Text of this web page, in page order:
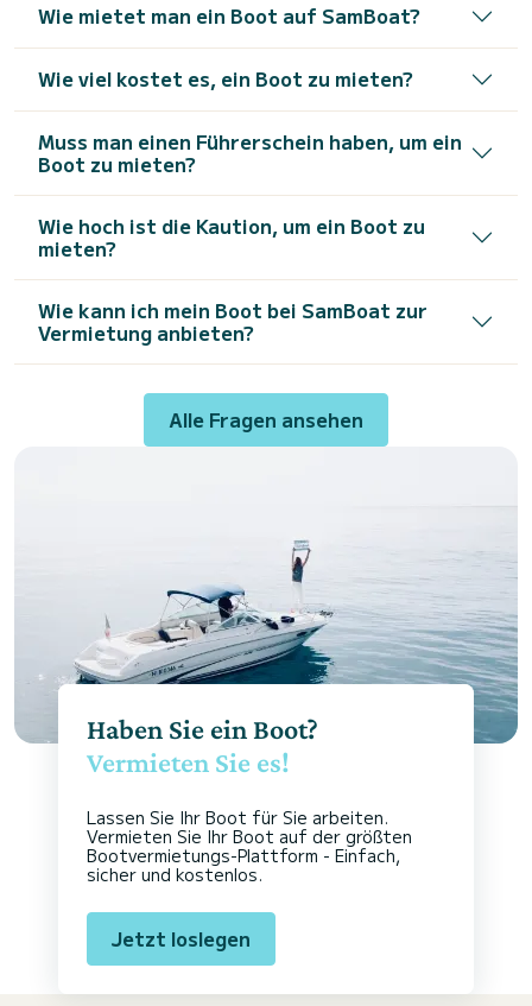
Wie mietet man ein Boot auf SamBoat?
Wie viel kostet es, ein Boot zu mieten?
Muss man einen Führerschein haben, um ein
Boot zu mieten?
Wie hoch ist die Kaution, um ein Boot zu
mieten?
Wie kann ich mein Boot bei SamBoat zur
Vermietung anbieten?
Alle Fragen ansehen
Haben Sie ein Boot?
Vermieten Sie es!
Lassen Sie Ihr Boot für Sie arbeiten.
Vermieten Sie Ihr Boot auf der größten
Bootvermietungs-Plattform - Einfach,
sicher und kostenlos.
Jetzt loslegen